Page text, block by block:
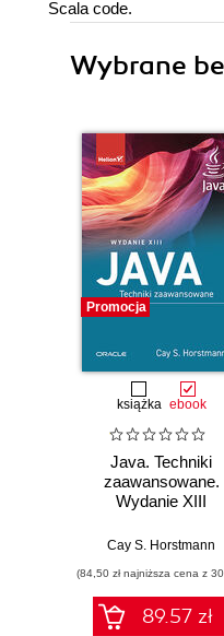
Scala code.
Wybrane
Promocja
książka ebook
Java. Techniki
zaawansowane.
Wydanie XIII
Cay S. Horstmann
(84,50 zł najniższa cena z
89.57 zł